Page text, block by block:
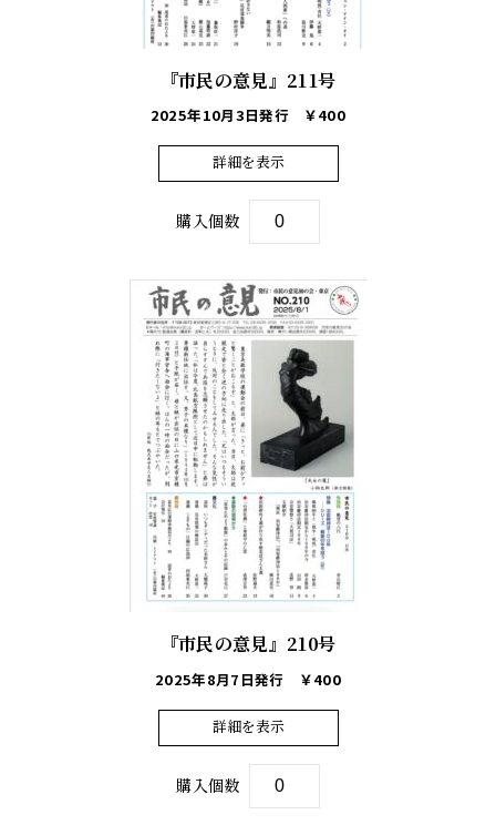
『市民の意見』211号
2025年10月3日発行 ￥400
詳細を表示
購入個数
『市民の意見』210号
2025年8月7日発行 ￥400
詳細を表示
購入個数